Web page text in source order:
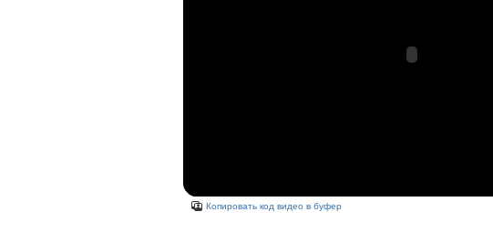
Копировать код видео в буфер